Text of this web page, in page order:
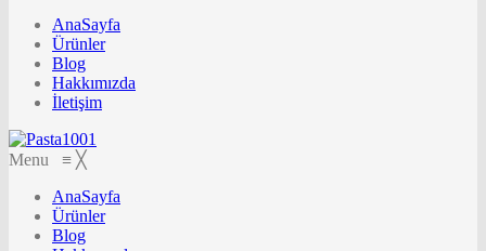
AnaSayfa
Ürünler
Blog
Hakkımızda
İletişim
Menu ≡ ╳
AnaSayfa
Ürünler
Blog